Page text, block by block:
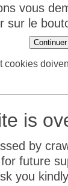
vous
sur le
cookies
is
by
future
you